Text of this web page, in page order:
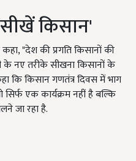
किसान'
"देश की प्रगति किसानों की
के नए तरीके सीखना किसानों के
कि किसान गणतंत्र दिवस में भाग
सिर्फ एक कार्यक्रम नहीं है बल्कि
जा रहा है.